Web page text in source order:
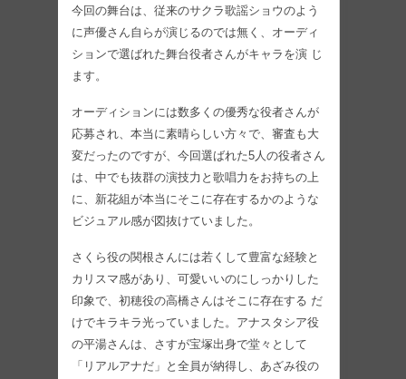
今回の舞台は、従来のサクラ歌謡ショウのよう
に声優さん自らが演じるのでは無く、オーディ
ションで選ばれた舞台役者さんがキャラを演 じ
ます。
オーディションには数多くの優秀な役者さんが
応募され、本当に素晴らしい方々で、審査も大
変だったのですが、今回選ばれた5人の役者さん
は、中でも抜群の演技力と歌唱力をお持ちの上
に、新花組が本当にそこに存在するかのような
ビジュアル感が図抜けていました。
さくら役の関根さんには若くして豊富な経験と
カリスマ感があり、可愛いいのにしっかりした
印象で、初穂役の高橋さんはそこに存在する だ
けでキラキラ光っていました。アナスタシア役
の平湯さんは、さすが宝塚出身で堂々として
「リアルアナだ」と全員が納得し、あざみ役の